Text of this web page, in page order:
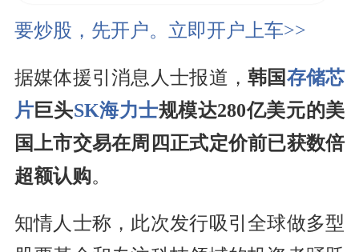
要炒股，先开户。立即开户上车>>
据媒体援引消息人士报道，韩国存储芯
片巨头SK海力士规模达280亿美元的美
国上市交易在周四正式定价前已获数倍
超额认购。
知情人士称，此次发行吸引全球做多型